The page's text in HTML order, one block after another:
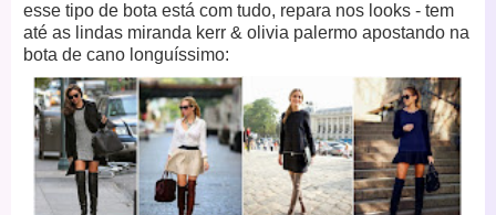
esse tipo de bota está com tudo, repara nos looks - tem
até as lindas miranda kerr & olivia palermo apostando na
bota de cano longuíssimo: